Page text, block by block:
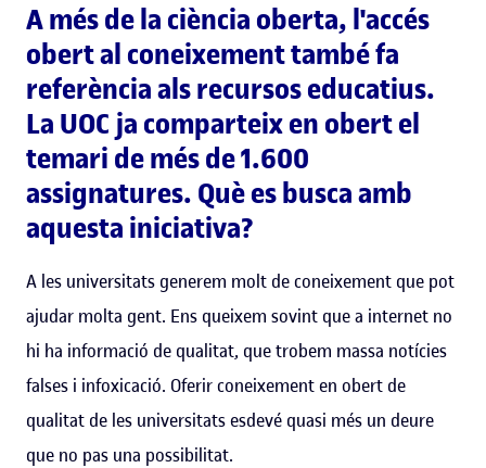
A més de la ciència oberta, l'accés
obert al coneixement també fa
referència als recursos educatius.
La UOC ja comparteix en obert el
temari de més de 1.600
assignatures. Què es busca amb
aquesta iniciativa?
A les universitats generem molt de coneixement que pot
ajudar molta gent. Ens queixem sovint que a internet no
hi ha informació de qualitat, que trobem massa notícies
falses i infoxicació. Oferir coneixement en obert de
qualitat de les universitats esdevé quasi més un deure
que no pas una possibilitat.